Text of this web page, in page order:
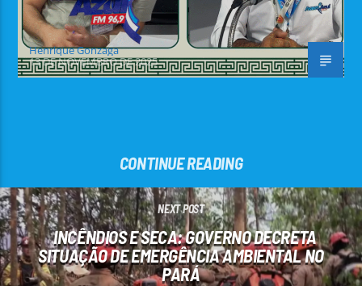
Henrique Gonzaga
13 DE NOVEMBRO DE 2025
CONTINUE READING
NEXT POST
INCÊNDIOS E SECA: GOVERNO DECRETA
SITUAÇÃO DE EMERGÊNCIA AMBIENTAL NO
PARÁ